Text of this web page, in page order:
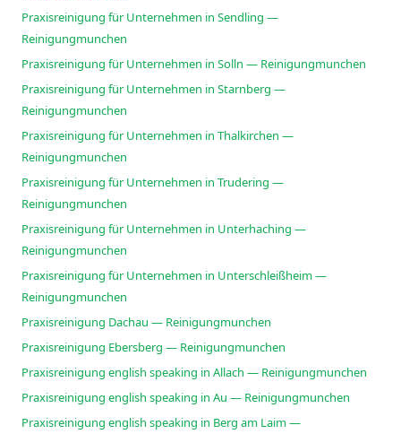
Praxisreinigung für Unternehmen in Sendling —
Reinigungmunchen
Praxisreinigung für Unternehmen in Solln — Reinigungmunchen
Praxisreinigung für Unternehmen in Starnberg —
Reinigungmunchen
Praxisreinigung für Unternehmen in Thalkirchen —
Reinigungmunchen
Praxisreinigung für Unternehmen in Trudering —
Reinigungmunchen
Praxisreinigung für Unternehmen in Unterhaching —
Reinigungmunchen
Praxisreinigung für Unternehmen in Unterschleißheim —
Reinigungmunchen
Praxisreinigung Dachau — Reinigungmunchen
Praxisreinigung Ebersberg — Reinigungmunchen
Praxisreinigung english speaking in Allach — Reinigungmunchen
Praxisreinigung english speaking in Au — Reinigungmunchen
Praxisreinigung english speaking in Berg am Laim —